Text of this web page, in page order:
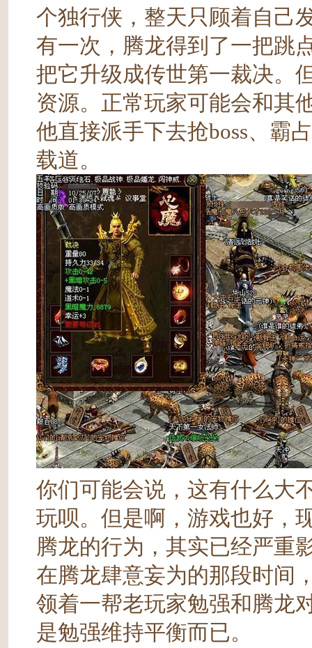
个独行侠，整天只顾着自己
有一次，腾龙得到了一把跳
把它升级成传世第一裁决。
资源。正常玩家可能会和其
他直接派手下去抢boss、霸
载道。
你们可能会说，这有什么大
玩呗。但是啊，游戏也好，
腾龙的行为，其实已经严重
在腾龙肆意妄为的那段时间
领着一帮老玩家勉强和腾龙
是勉强维持平衡而已。